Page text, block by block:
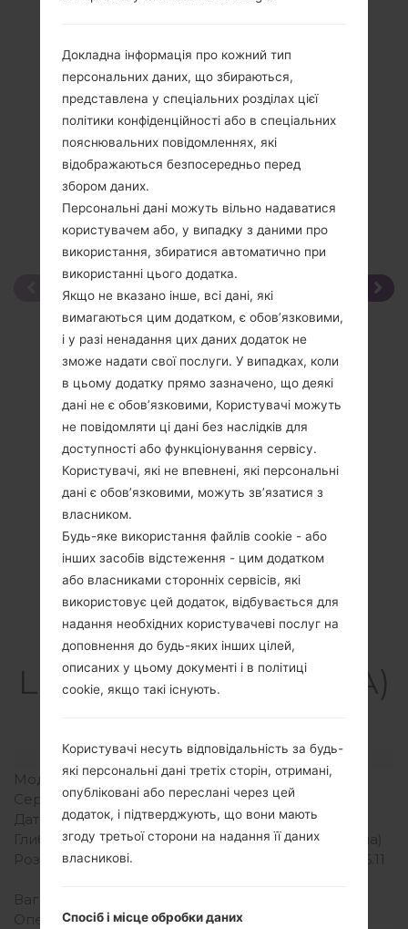
Порівняти
Специфікація
LGG810EA(LMG810EA)
Модель та її характеристики
Модель
LGG810EA
Серія
LG G8S ThinQ
Дата випуску
Лютий, 2019
Глибина
8 міліметрів (0.31 дюйма)
Розміри (ширина/висота)
155.3 x 76.6 міліметрів (6.11
Вага
Операційна система
Android 9 Pie
Докладна інформація про кожний тип
персональних даних, що збираються,
представлена у спеціальних розділах цієї
політики конфіденційності або в спеціальних
пояснювальних повідомленнях, які
відображаються безпосередньо перед
збором даних.
Персональні дані можуть вільно надаватися
користувачем або, у випадку з даними про
використання, збиратися автоматично при
використанні цього додатка.
Якщо не вказано інше, всі дані, які
вимагаються цим додатком, є обов’язковими,
і у разі ненадання цих даних додаток не
зможе надати свої послуги. У випадках, коли
в цьому додатку прямо зазначено, що деякі
дані не є обов’язковими, Користувачі можуть
не повідомляти ці дані без наслідків для
доступності або функціонування сервісу.
Користувачі, які не впевнені, які персональні
дані є обов’язковими, можуть зв’язатися з
власником.
Будь-яке використання файлів cookie - або
інших засобів відстеження - цим додатком
або власниками сторонніх сервісів, які
використовує цей додаток, відбувається для
надання необхідних користувачеві послуг на
доповнення до будь-яких інших цілей,
описаних у цьому документі і в політиці
cookie, якщо такі існують.
Користувачі несуть відповідальність за будь-
які персональні дані третіх сторін, отримані,
опубліковані або переслані через цей
додаток, і підтверджують, що вони мають
згоду третьої сторони на надання її даних
власникові.
Спосіб і місце обробки даних